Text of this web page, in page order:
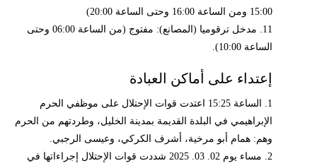
15:00 ومن الساعة 16:00 وحتى الساعة 20:00)
11. مدخل ترقوميا (المصانع): مفتوج (من الساعة 06:00 وحتى
الساعة 10:00).
إعتداء على أماكن العبادة
1. الساعة 15:25 اعتدت قوات الإحتلال على موظفي الحرم
الإبراهيمي في البلدة القديمة بمدينة الخليل، وطردتهم من الحرم
وهم: همام أبو مرخية، أشرف الكركي، وعيسى الرجبي.
2. مساء يوم 02. 03. 2025 شددت قوات الإحتلال إجراءاتها في